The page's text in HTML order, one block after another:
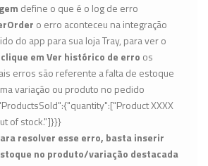
define o que é o log de erro
o erro aconteceu na integração
do app para sua loja Tray, para ver o
clique em Ver histórico de erro os
erros são referente a falta de estoque
variação ou produto no pedido
XXXX
of stock."]}}}
resolver esse erro, basta inserir
no produto/variação destacada